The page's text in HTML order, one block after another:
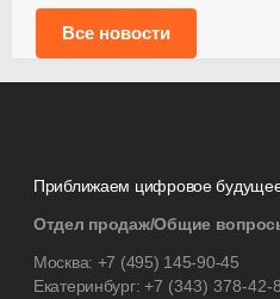
Все новости
Приближаем цифровое
Отдел продаж/Общие
Москва: +7 (495) 145-90-45
Екатеринбург:+7 (343) 378-42-